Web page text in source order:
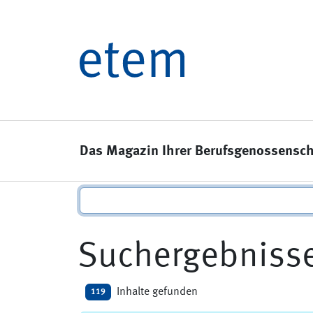
Das Magazin Ihrer
119 Inhalte gefunden